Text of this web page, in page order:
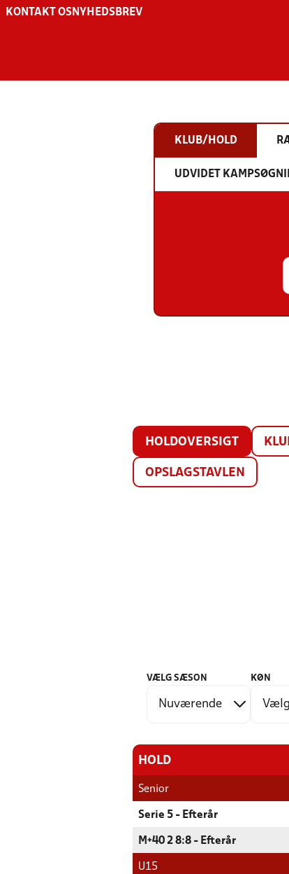
KONTAKT OS NYHEDSBREV
KLUB/HOLD
UDVIDET
HOLDOVERSIGT
OPSLAGSTAVLEN
VÆLG SÆSON KØN
HOLD
Senior
Serie 5 - Efterår
M+40 2 8:8 - Efterår
U15